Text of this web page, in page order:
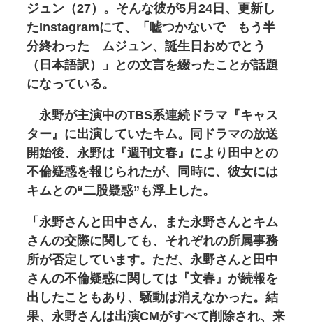
ジュン（27）。そんな彼が5月24日、更新し
たInstagramにて、「嘘つかないで もう半
分終わった ムジュン、誕生日おめでとう
（日本語訳）」との文言を綴ったことが話題
になっている。
永野が主演中のTBS系連続ドラマ『キャス
ター』に出演していたキム。同ドラマの放送
開始後、永野は『週刊文春』により田中との
不倫疑惑を報じられたが、同時に、彼女には
キムとの“二股疑惑”も浮上した。
「永野さんと田中さん、また永野さんとキム
さんの交際に関しても、それぞれの所属事務
所が否定しています。ただ、永野さんと田中
さんの不倫疑惑に関しては『文春』が続報を
出したこともあり、騒動は消えなかった。結
果、永野さんは出演CMがすべて削除され、来